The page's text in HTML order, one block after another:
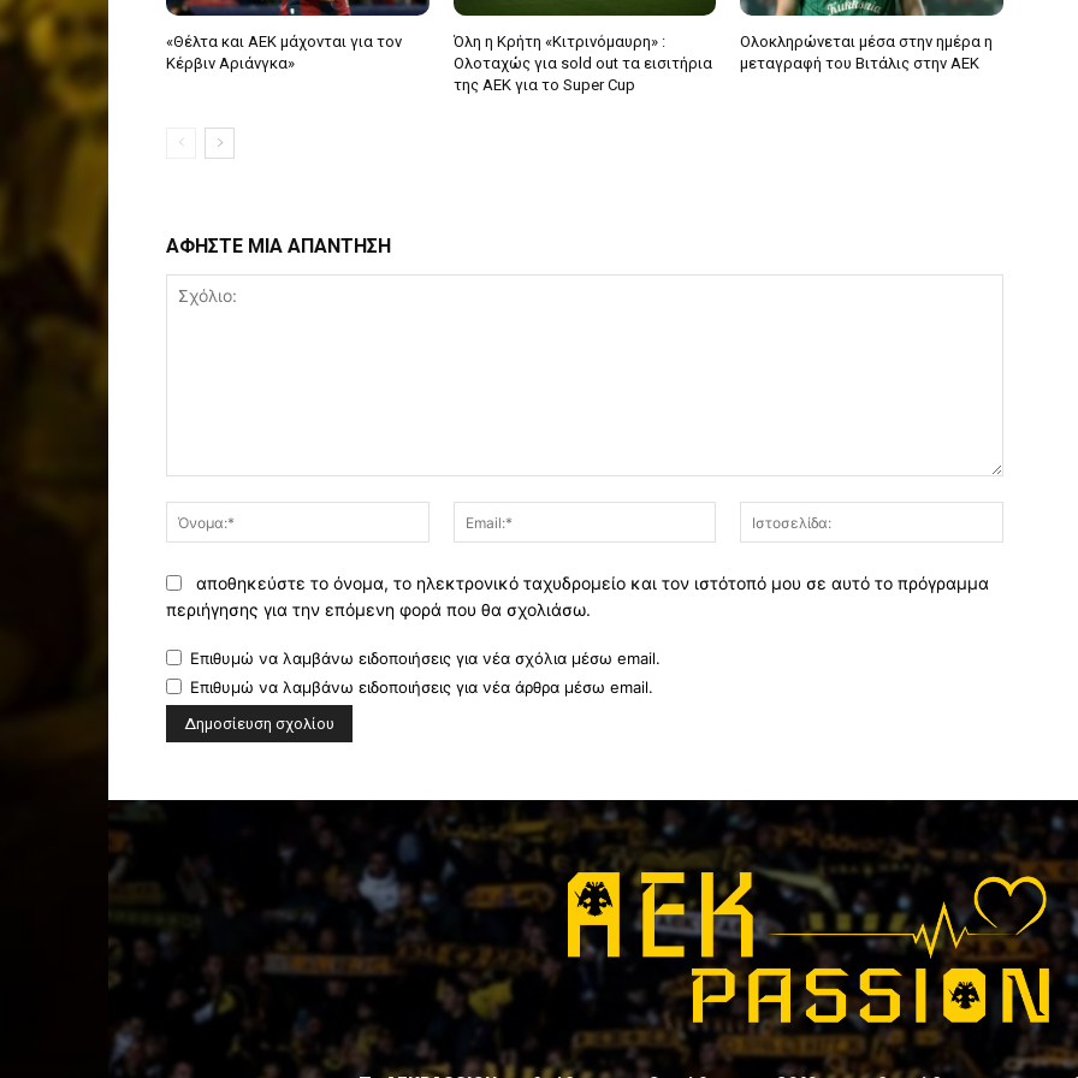
«Θέλτα και ΑΕΚ μάχονται για τον
Κέρβιν Αριάνγκα»
Όλη η Κρήτη «Κιτρινόμαυρη» :
Ολοταχώς για sold out τα εισιτήρια
της ΑΕΚ για το Super Cup
Ολοκληρώνεται μέσα στην ημέρα η
μεταγραφή του Βιτάλις στην ΑΕΚ
ΑΦΗΣΤΕ ΜΙΑ ΑΠΑΝΤΗΣΗ
Όνομα:*
Email:*
αποθηκεύστε το όνομα, το ηλεκτρονικό ταχυδρομείο και τον ιστότοπό μου σε αυτό το πρόγραμμα
περιήγησης για την επόμενη φορά που θα σχολιάσω.
Επιθυμώ να λαμβάνω ειδοποιήσεις για νέα σχόλια μέσω email.
Επιθυμώ να λαμβάνω ειδοποιήσεις για νέα άρθρα μέσω email.